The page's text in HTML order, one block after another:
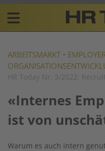
Skip
content
Plattform
für
Resources
navigation
DE
ARBEITSMARKT •
HR Today Nr. 3/2022:
«Internes
ist von
Warum es auch intern